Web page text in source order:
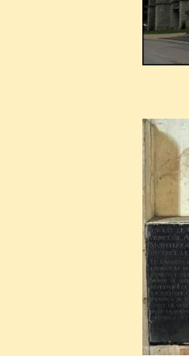
devint
dans la
déjà,
y prononça
les
En